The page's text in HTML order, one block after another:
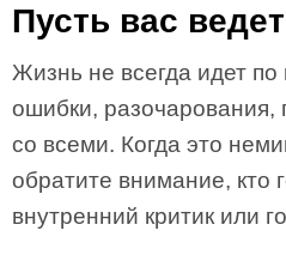
Пусть вас
Жизнь не всегда идет
ошибки,
со всеми. Когда это
обратите внимание, кто
внутренний критик или